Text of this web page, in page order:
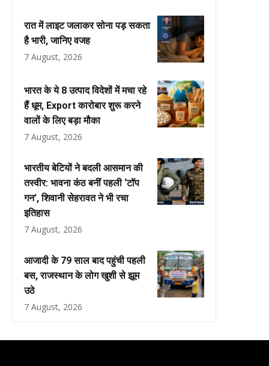
रात में लाइट जलाकर सोना पड़ सकता
है भारी, जानिए वजह
7 August, 2026
भारत के ये 8 उत्पाद विदेशों में मचा रहे
हैं धूम, Export कारोबार शुरू करने
वालों के लिए बड़ा मौका
7 August, 2026
भारतीय बेटियों ने बदली आसमान की
तस्वीर: भावना कंठ बनीं पहली ‘टॉप
गन’, शिवानी सेहरावत ने भी रचा
इतिहास
7 August, 2026
आजादी के 79 साल बाद पहुंची पहली
बस, राजस्थान के लोग खुशी से झूम
उठे
7 August, 2026